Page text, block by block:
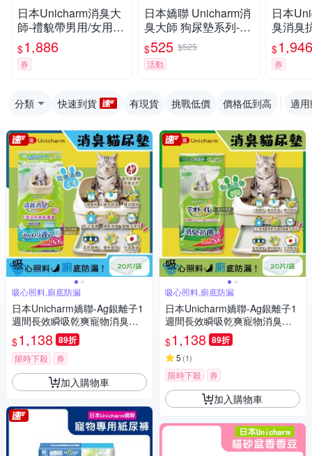
日本Unicharm消臭大
師-禮貌帶男用/女用 x
4入組
$1,886
券
日本嬌聯 Unicharm消
臭大師 狗尿墊系列-超
吸收/森林香 快速吸收
邊角尿尿 日本進口 犬
用尿
$525 $525
活動
日本
臭消臭
茶紙
x 4入組
$1,946
券
分類 快速到貨 有現貨 挑戰低價 價格低到高 適
吸心照料,廁底防漏
日本Unicharm嬌聯-Ag銀離子1
週間長效瞬吸乾爽寵物消臭大
師貓尿墊20片/袋-淡雅清香(藍)
(大容量吸水防滲漏貓尿布,可觀
察尿色貓潔墊補充包,本品不含
貓砂盆)
$1,138 89折
限時下殺 券
加入購物車
吸心照料,廁底防漏
日本Unicharm嬌聯-Ag銀離子1
週間長效瞬吸乾爽寵物消臭大
師貓尿墊20片/袋-無香消臭(綠)
(大容量吸水防滲漏貓尿布,可觀
察尿色貓潔墊補充包,本品不含
貓砂盆)
$1,138 89折
5 (1)
限時下殺 券
加入購物車